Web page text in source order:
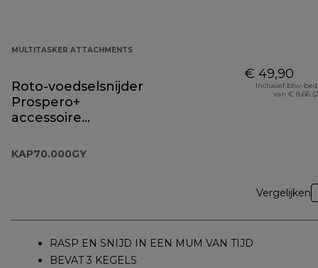
MULTITASKER ATTACHMENTS
Roto-voedselsnijder
Prospero+
accessoire
KAP70.000GY
€ 49,90
Inclusief btw-
van € 8,66
Vergelijken
RASP EN SNIJD IN EEN MUM VAN TIJD
BEVAT 3 KEGELS